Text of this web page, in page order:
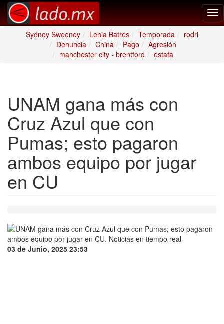
Sydney Sweeney
Lenia Batres Temporada
rodri
Denuncia
China Pago
Agresión
manchester city - brentford
estafa
UNAM gana más con
Cruz Azul que con
Pumas; esto pagaron
ambos equipo por jugar
en CU
03 de Junio, 2025 23:53